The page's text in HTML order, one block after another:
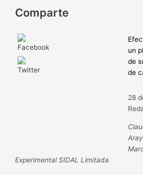
Comparte
un
de
de
28
Experimental SIDAL Limitada